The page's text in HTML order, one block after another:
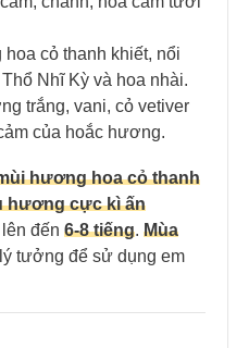
cỏ thanh khiết, nổi
Nhĩ Kỳ và hoa nhài.
trắng, vani, cỏ vetiver
của hoắc hương.
hương hoa cỏ thanh
hương cực kì ấn
đến 6-8 tiếng. Mùa
tưởng để sử dụng em